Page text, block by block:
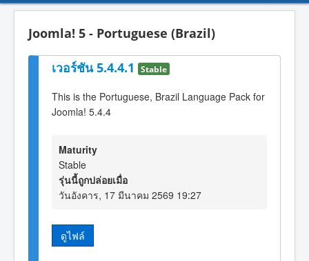
Joomla! 5 - Portuguese (Brazil)
เวอร์ชัน 5.4.4.1 Stable
This is the Portuguese, Brazil Language Pack for
Joomla! 5.4.4
Maturity
Stable
รุ่นนี้ถูกปล่อยเมื่อ
วันอังคาร, 17 มีนาคม 2569 19:27
ดูไฟล์